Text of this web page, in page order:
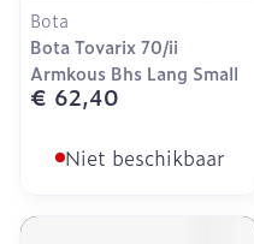
Bota
Bota Tovarix 70/ii
Armkous Bhs Lang Small
€ 62,40
Niet beschikbaar